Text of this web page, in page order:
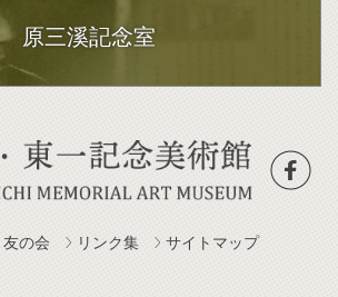
原三溪記念室
友の会 リンク集 サイトマップ